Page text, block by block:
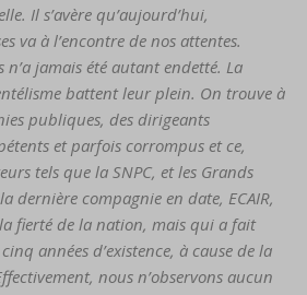
lle. Il s’avère qu’aujourd’hui,
va à l’encontre de nos attentes.
n’a jamais été autant endetté. La
battent leur plein. On trouve à
publiques, des dirigeants
et parfois corrompus et ce,
tels que la SNPC, et les Grands
dernière compagnie en date, ECAIR,
fierté de la nation, mais qui a fait
années d’existence, à cause de la
nous n’observons aucun